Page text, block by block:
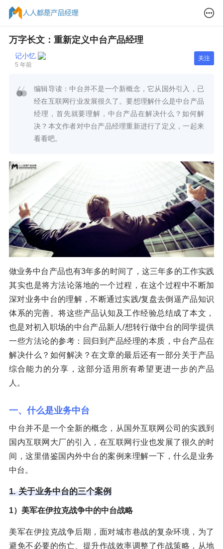
万字长文：重新定义中台产品经理
记小忆
5 年前
关注
编辑导读：中台并不是一个新概念，它从国外引入，已
经在互联网行业发展很久了。要想理解什么是中台产品
经理，首先就要理解，中台产品在解决什么？如何解
决？本文作者对中台产品经理重新进行了定义，一起来
看看吧。
做业务中台产品也有3年多的时间了，这三年多的工作实践
其实也是将方法论落地的一个过程，在这个过程中不断加
深对业务中台的理解，不断通过实践/复盘去倒逼产品知识
体系的完善。将这些产品认知及工作经验总结成了本文，
也是对初入职场的中台产品新人/想转行做中台的同学提供
一些方法论的参考：回归到产品经理的本质，中台产品在
解决什么？如何解决？在文章的最后还有一部分关于产品
综合能力的分享，这部分适用所有希望更进一步的产品
人。
一、什么是业务中台
中台并不是一个全新的概念，从国外互联网公司的实践到
国内互联网大厂的引入，在互联网行业也发展了很久的时
间，这里借鉴国内外中台的案例来理解一下，什么是业务
中台。
1. 关于业务中台的三个案例
1）美军在伊拉克战争中的中台战略
美军在伊拉克战争后期，面对城市巷战的复杂环境，为了
避免不必要的伤亡、提升作战效率调整了作战策略，从地